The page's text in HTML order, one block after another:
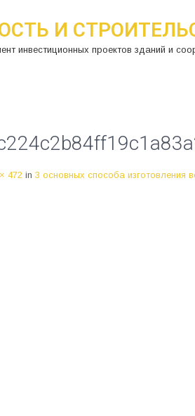
И
инвестиционных проектов зданий и
472 in 3 основных способа изготовления